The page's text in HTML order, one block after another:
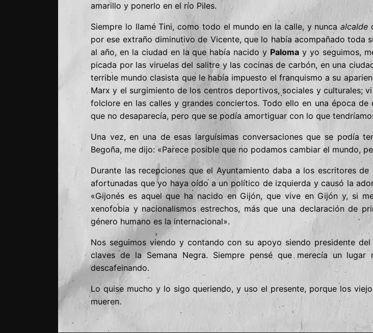
amarillo y ponerlo en el río Piles.
Siempre lo llamé Tini, como todo el mundo en la calle, y nuncaalcalde
por ese extraño diminutivo de Vicente, que lo había acompañado toda
al año, en la ciudad en la que había nacido y Paloma y yo seguimos,
picada por las viruelas del salitre y las cocinas de carbón, en una
terrible mundo clasista que le había impuesto el franquismo a su
Marx y el surgimiento de los centros deportivos, sociales y culturales;
folclore en las calles y grandes conciertos. Todo ello en una época de
que no desaparecía, pero que se podía amortiguar con lo que
Una vez, en una de esas larguísimas conversaciones que se podía
Begoña, me dijo: «Parece posible que no podamos cambiar el mundo,
Durante las recepciones que el Ayuntamiento daba a los escritores
afortunadas que yo haya oído a un político de izquierda y causó la
«Gijonés es aquel que ha nacido en Gijón, que vive en Gijón y, si
xenofobia y nacionalismos estrechos, más que una declaración de
género humano es la internacional».
Nos seguimos viendo y contando con su apoyo siendo presidente
claves de la Semana Negra. Siempre pensé que merecía un
descafeinando.
Lo quise mucho y lo sigo queriendo, y uso el presente, porque los
mueren.